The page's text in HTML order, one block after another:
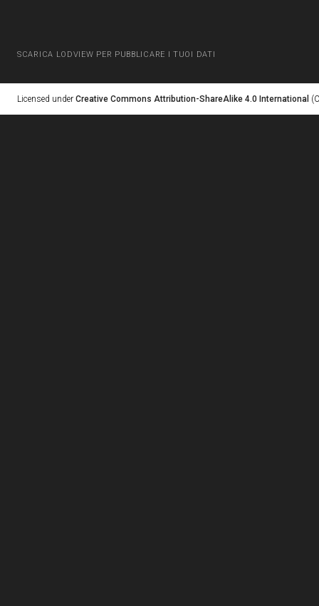
SCARICA LODVIEW PER PUBBLICARE I TUOI DATI
Licensed under Creative Commons Attribution-ShareAlike 4.0 International